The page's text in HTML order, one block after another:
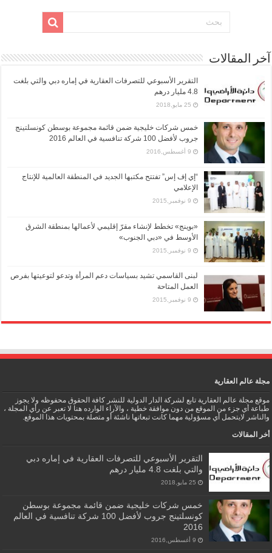
آخر المقالات
التقرير الأسبوعي للتصرفات العقارية في إماره دبي والتي بلغت
4.8 مليار درهم
25 مايو,2018
خمس شركات خليجية ضمن قائمة مجموعة بوسطن كونسلتينج
جروب لأفضل 100 شركة تنافسية في العالم 2016
9 أغسطس,2016
“إي إف إس” تفتتح مكتبها الجديد في المنطقة العالمية للإنتاج
الإعلامي
9 نوفمبر,2015
«بوينج» تخطط لإنشاء مقرّ إقليمي لأعمالها بمنطقة الشرق
الأوسط في «دبي الجنوب»
9 نوفمبر,2015
لبنى القاسمي تشيد بسياسات دعم المرأة وتدعو لتوعيتها بفرص
العمل المتاحة
9 نوفمبر,2015
مجلة عالم العقارية
موقع مجلة عالم العقارية تابع لشركة الدار الدولية للنشر كافة الحقوق محفوظه ولا يجوز
طباعة أي جزء من الموقع من دون موافقة خطية ، والآراء الوارده هنا لا تعبر عن رأي المجلة ،
والناشر لايتحمل أي مسؤولية مهما كانت تبعاتها ناشئة أو متصلة بمحتويات هذا الموقع.
أخر المقالات
التقرير الأسبوعي للتصرفات العقارية في إماره دبي
والتي بلغت 4.8 مليار درهم
25 مايو,2018
خمس شركات خليجية ضمن قائمة مجموعة بوسطن
كونسلتينج جروب لأفضل 100 شركة تنافسية في العالم
2016
9 أغسطس,2016